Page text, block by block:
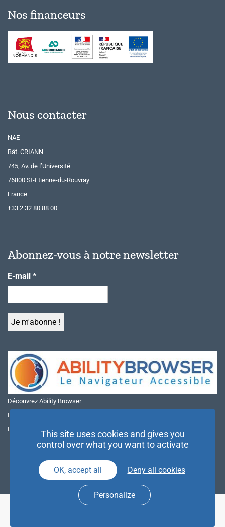
Nos financeurs
Nous contacter
NAE
Bât. CRIANN
745, Av. de l’Université
76800 St-Etienne-du-Rouvray
France
+33 2 32 80 88 00
Abonnez-vous à notre newsletter
E-mail *
Découvrez Ability Browser
Installer Ability Browser sur Windows
Installer Ability Browser sur Mac
This site uses cookies and gives you
control over what you want to activate
OK, accept all Deny all cookies
Personalize